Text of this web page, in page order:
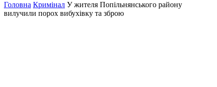
Головна Кримінал У жителя Попільнянського району
вилучили порох вибухівку та зброю